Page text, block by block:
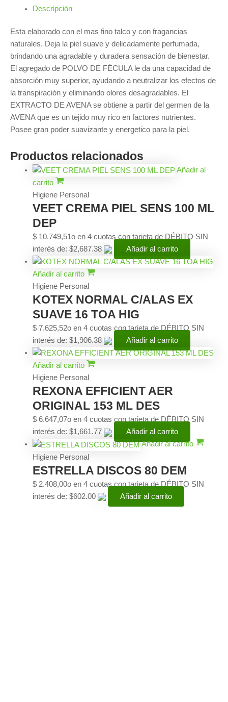
Descripción
Esta elaborado con el mas fino talco y con fragancias
naturales. Deja la piel suave y delicadamente perfumada,
brindando una agradable y duradera sensación de bienestar.
El agregado de POLVO DE FÉCULA le da una capacidad de
absorción muy superior, ayudando a neutralizar los efectos de
la transpiración y eliminando olores desagradables. El
EXTRACTO DE AVENA se obtiene a partir del germen de la
AVENA que es un tejido muy rico en factores nutrientes.
Posee gran poder suavizante y energetico para la piel.
Productos relacionados
Añadir al
carrito
Higiene Personal
VEET CREMA PIEL SENS 100 ML
DEP
$10.749,51 o en 4 cuotas con tarjeta de DÉBITO SIN
interés de: $2,687.38
Añadir al carrito
Añadir al carrito
Higiene Personal
KOTEX NORMAL C/ALAS EX
SUAVE 16 TOA HIG
$7.625,52o en 4 cuotas con tarjeta de DÉBITO SIN
interés de: $1,906.38
Añadir al carrito
Añadir al carrito
Higiene Personal
REXONA EFFICIENT AER
ORIGINAL 153 ML DES
$6.647,07o en 4 cuotas con tarjeta de DÉBITO SIN
interés de: $1,661.77
Añadir al carrito
Añadir al carrito
Higiene Personal
ESTRELLA DISCOS 80 DEM
$2.408,00o en 4 cuotas con tarjeta de DÉBITO SIN
interés de: $602.00
Añadir al carrito